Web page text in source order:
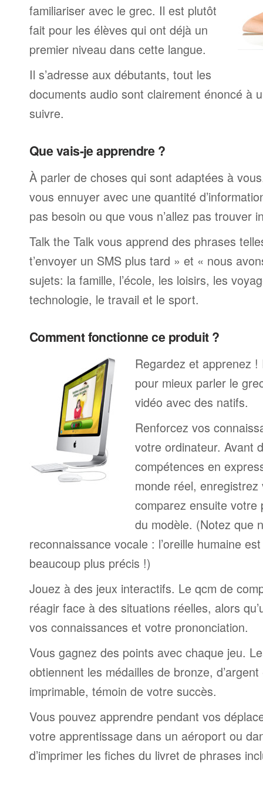
familiariser avec le grec. Il est plutôt
fait pour les élèves qui ont déjà un
premier niveau dans cette langue.
Il s’adresse aux débutants, tout les
documents audio sont clairement énoncé à
suivre.
Que vais-je apprendre ?
À parler de choses qui sont adaptées à
vous ennuyer avec une quantité
pas besoin ou que vous n’allez pas trouver
Talk the Talk vous apprend des phrases
t’envoyer un SMS plus tard » et « nous
sujets: la famille, l’école, les loisirs, les
technologie, le travail et le sport.
Comment fonctionne ce produit ?
Regardez et apprenez
pour mieux parler le
vidéo avec des natifs.
Renforcez vos
votre ordinateur. Avant
compétences en
monde réel,
comparez ensuite votre
du modèle. (Notez que
reconnaissance vocale : l’oreille humaine
beaucoup plus précis !)
Jouez à des jeux interactifs. Le qcm de
réagir face à des situations réelles, alors
vos connaissances et votre prononciation.
Vous gagnez des points avec chaque jeu.
obtiennent les médailles de bronze,
imprimable, témoin de votre succès.
Vous pouvez apprendre pendant vos
votre apprentissage dans un aéroport ou
d’imprimer les fiches du livret de phrases